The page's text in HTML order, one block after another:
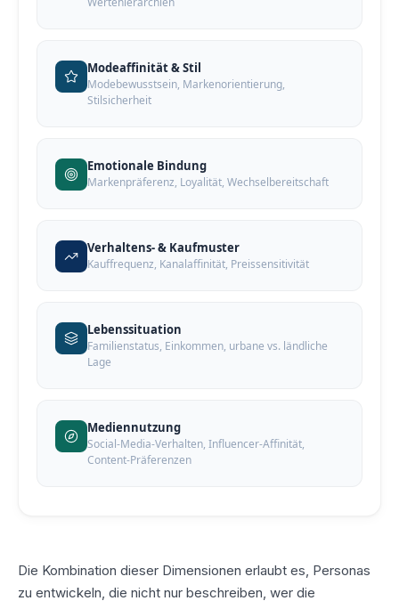
Modeaffinität & Stil
Modebewusstsein, Markenorientierung,
Stilsicherheit
Emotionale Bindung
Markenpräferenz, Loyalität, Wechselbereitschaft
Verhaltens- & Kaufmuster
Kauffrequenz, Kanalaffinität, Preissensitivität
Lebenssituation
Familienstatus, Einkommen, urbane vs. ländliche
Lage
Mediennutzung
Social-Media-Verhalten, Influencer-Affinität,
Content-Präferenzen
Die Kombination dieser Dimensionen erlaubt es, Personas
zu entwickeln, die nicht nur beschreiben, wer die